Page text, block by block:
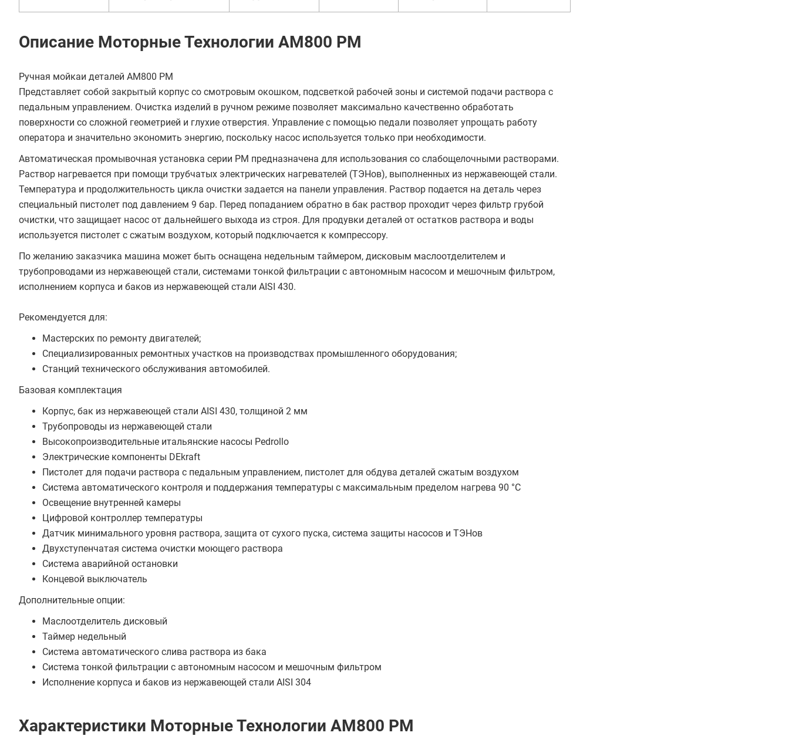
мес
Описание Моторные Технологии АМ800 РМ
Ручная мойкаи деталей АМ800 РМ
Представляет собой закрытый корпус со смотровым окошком, подсветкой рабочей зоны и системой подачи раствора с
педальным управлением. Очистка изделий в ручном режиме позволяет максимально качественно обработать
поверхности со сложной геометрией и глухие отверстия. Управление с помощью педали позволяет упрощать работу
оператора и значительно экономить энергию, поскольку насос используется только при необходимости.
Автоматическая промывочная установка серии РМ предназначена для использования со слабощелочными растворами.
Раствор нагревается при помощи трубчатых электрических нагревателей (ТЭНов), выполненных из нержавеющей стали.
Температура и продолжительность цикла очистки задается на панели управления. Раствор подается на деталь через
специальный пистолет под давлением 9 бар. Перед попаданием обратно в бак раствор проходит через фильтр грубой
очистки, что защищает насос от дальнейшего выхода из строя. Для продувки деталей от остатков раствора и воды
используется пистолет с сжатым воздухом, который подключается к компрессору.
По желанию заказчика машина может быть оснащена недельным таймером, дисковым маслоотделителем и
трубопроводами из нержавеющей стали, системами тонкой фильтрации с автономным насосом и мешочным фильтром,
исполнением корпуса и баков из нержавеющей стали AISI 430.
Рекомендуется для:
Мастерских по ремонту двигателей;
Специализированных ремонтных участков на производствах промышленного оборудования;
Станций технического обслуживания автомобилей.
Базовая комплектация
Корпус, бак из нержавеющей стали AISI 430, толщиной 2 мм
Трубопроводы из нержавеющей стали
Высокопроизводительные итальянские насосы Pedrollo
Электрические компоненты DEkraft
Пистолет для подачи раствора с педальным управлением, пистолет для обдува деталей сжатым воздухом
Система автоматического контроля и поддержания температуры с максимальным пределом нагрева 90 °С
Освещение внутренней камеры
Цифровой контроллер температуры
Датчик минимального уровня раствора, защита от сухого пуска, система защиты насосов и ТЭНов
Двухступенчатая система очистки моющего раствора
Система аварийной остановки
Концевой выключатель
Дополнительные опции:
Маслоотделитель дисковый
Таймер недельный
Система автоматического слива раствора из бака
Система тонкой фильтрации с автономным насосом и мешочным фильтром
Исполнение корпуса и баков из нержавеющей стали AISI 304
Характеристики Моторные Технологии АМ800 РМ